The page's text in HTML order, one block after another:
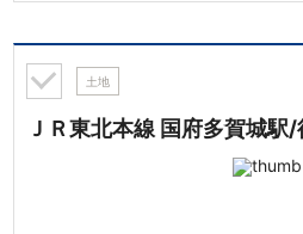
土地
ＪＲ東北本線 国府多賀城駅